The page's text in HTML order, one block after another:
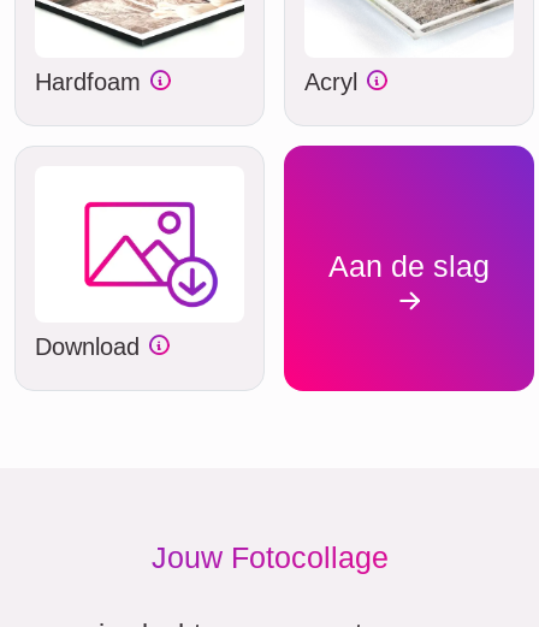
Hardfoam Acryl
Download
Aan de slag
Jouw Fotocollage